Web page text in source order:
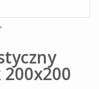
200x200